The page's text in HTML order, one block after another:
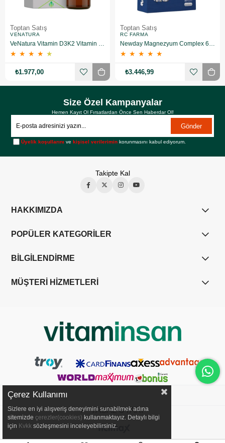
Toptan Satış
VENATURA
VeNatura Vitamin D3K2 Vitamin Takviye Edici Gıda 10 Adet
★ ★ ★ ★ ★
₺1.977,00
Toptan Satış
RC FARMA
Newday Magnezyum Complex 60 Kapsül 10 Adet
★ ★ ★ ★ ★
₺3.446,99
Size Özel Kampanyalar
Hemen Kayıt Ol Fırsatlardan Önce Sen Haberdar Ol!
Gönder
Üyelik koşullarını vekişisel verilerimin korunmasını kabul ediyorum.
Takipte Kal
HAKKIMIZDA
POPÜLER KATEGORİLER
BİLGİLENDİRME
MÜŞTERİ HİZMETLERİ
YASAL UYARI
Çerez Kullanımı
Sizlere en iyi alışveriş deneyimini sunabilmek adına
sitemizde çerezler(cookies) kullanmaktayız. Detaylı bilgi
için Kvkk sözleşmesini inceleyebilirsiniz.